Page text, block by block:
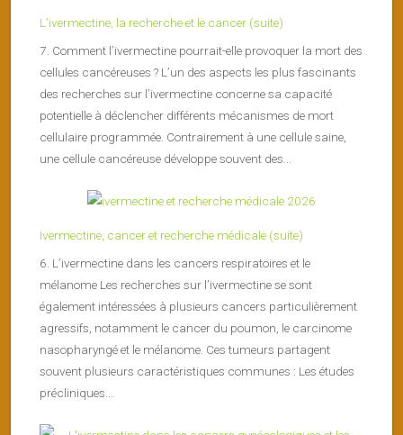
L’ivermectine, la recherche et le cancer (suite)
7. Comment l’ivermectine pourrait-elle provoquer la mort des
cellules cancéreuses ? L’un des aspects les plus fascinants
des recherches sur l’ivermectine concerne sa capacité
potentielle à déclencher différents mécanismes de mort
cellulaire programmée. Contrairement à une cellule saine,
une cellule cancéreuse développe souvent des...
Ivermectine, cancer et recherche médicale (suite)
6. L’ivermectine dans les cancers respiratoires et le
mélanome Les recherches sur l’ivermectine se sont
également intéressées à plusieurs cancers particulièrement
agressifs, notamment le cancer du poumon, le carcinome
nasopharyngé et le mélanome. Ces tumeurs partagent
souvent plusieurs caractéristiques communes : Les études
précliniques...